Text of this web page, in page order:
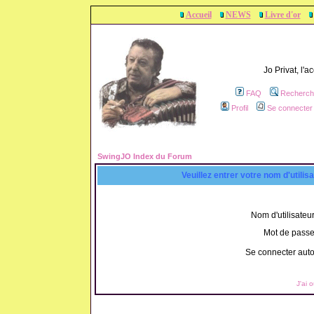
Accueil NEWS Livre d'or
Jo Privat,
FAQ
Profil
Se
SwingJO Index du Forum
Veuillez entrer votre nom
Nom
Mot de
Se connecter
J'ai